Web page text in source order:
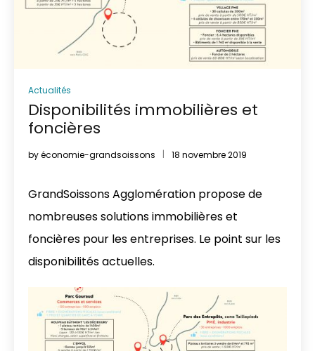
Actualités
Disponibilités immobilières et
foncières
byéconomie-grandsoissons 18 novembre 2019
GrandSoissons Agglomération propose de
nombreuses solutions immobilières et
foncières pour les entreprises. Le point sur les
disponibilités actuelles.